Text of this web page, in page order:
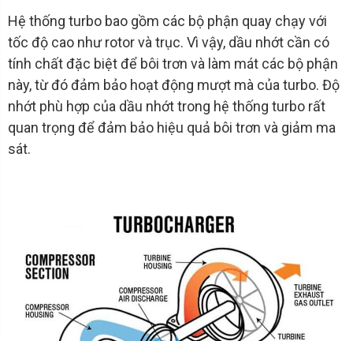
Hệ thống turbo bao gồm các bộ phận quay chạy với
tốc độ cao như rotor và trục. Vì vậy, dầu nhớt cần có
tính chất đặc biệt để bôi trơn và làm mát các bộ phận
này, từ đó đảm bảo hoạt động mượt mà của turbo. Độ
nhớt phù hợp của dầu nhớt trong hệ thống turbo rất
quan trọng để đảm bảo hiệu quả bôi trơn và giảm ma
sát.